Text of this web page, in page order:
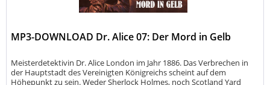
MP3-DOWNLOAD Dr. Alice 07: Der Mord in Gelb
Meisterdetektivin Dr. Alice London im Jahr 1886. Das Verbrechen in
der Hauptstadt des Vereinigten Königreichs scheint auf dem
Höhepunkt zu sein. Weder Sherlock Holmes, noch Scotland Yard